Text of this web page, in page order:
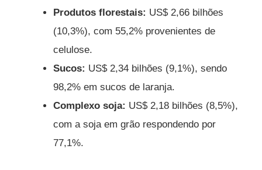
Produtos florestais: US$ 2,66 bilhões
(10,3%), com 55,2% provenientes de
celulose.
Sucos: US$ 2,34 bilhões (9,1%), sendo
98,2% em sucos de laranja.
Complexo soja: US$ 2,18 bilhões (8,5%),
com a soja em grão respondendo por
77,1%.